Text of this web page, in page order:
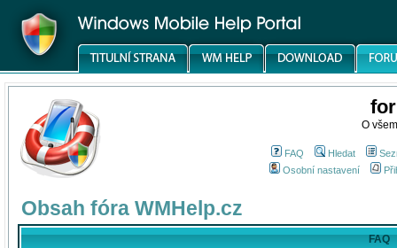
O
FAQ Hledat
Osobní nastavení
Obsah fóra WMHelp.cz
FAQ